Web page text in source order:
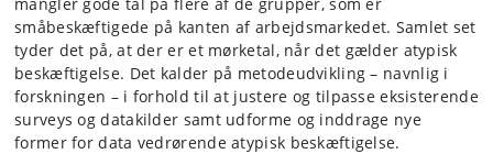
småbeskæftigede på kanten af arbejdsmarkedet. Samlet set
tyder det på, at der er et mørketal, når det gælder atypisk
beskæftigelse. Det kalder på metodeudvikling – navnlig i
forskningen – i forhold til at justere og tilpasse eksisterende
surveys og datakilder samt udforme og inddrage nye
former for data vedrørende atypisk beskæftigelse.